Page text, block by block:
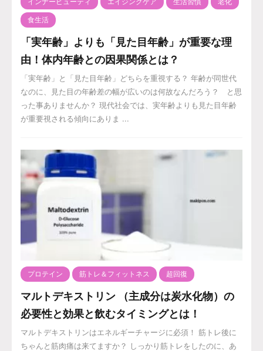
食生活
「実年齢」よりも「見た目年齢」が重要な理
由！体内年齢との因果関係とは？
「実年齢」と「見た目年齢」どちらを重視する？ 年齢が同世代
なのに、見た目の年齢差の幅が広いのは何故なんだろう？ と思
った事ありませんか？ 現代社会では、実年齢よりも見た目年齢
が重要視される傾向にありま ...
プロテイン 筋トレ＆フィットネス 超回復
マルトデキストリン （主成分は炭水化物）の
必要性と効果と飲むタイミングとは！
マルトデキストリンはエネルギーチャージに必須！ 筋トレ後に
ちゃんと筋肉痛は来てますか？ しっかり筋トレをしたのに、あ